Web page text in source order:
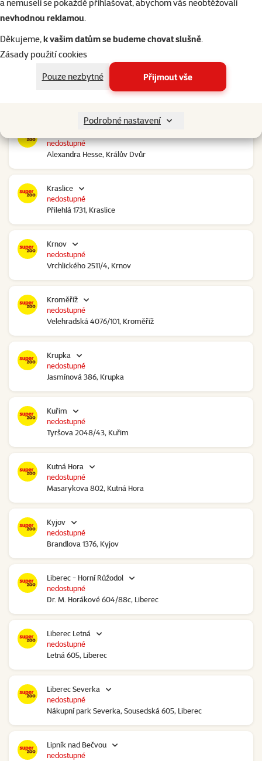
a nemuseli se pokaždé přihlašovat, abychom vás neobtěžovali
nevhodnou reklamou.
Děkujeme,k vašim datům se budeme chovat slušně.
Zásady použití cookies
Pouze nezbytné
Přijmout vše
Podrobné nastavení
Kolín Ovčáry
Ovčáry 304, Ovčáry
Kozomín
Alexandra Hesse, Králův Dvůr
nedostupné
Kraslice
Přilehlá 1731, Kraslice
nedostupné
Krnov
Vrchlického 2511/4, Krnov
nedostupné
Kroměříž
Velehradská 4076/101, Kroměříž
nedostupné
Krupka
Jasmínová 386, Krupka
nedostupné
Kuřim
Tyršova 2048/43, Kuřim
nedostupné
Kutná Hora
Masarykova 802, Kutná Hora
nedostupné
Kyjov
Brandlova 1376, Kyjov
nedostupné
Liberec - Horní Růžodol
Dr. M. Horákové 604/88c, Liberec
nedostupné
Liberec Letná
Letná 605, Liberec
nedostupné
Liberec Severka
Nákupní park Severka, Sousedská 605, Liberec
nedostupné
Lipník nad Bečvou
nedostupné